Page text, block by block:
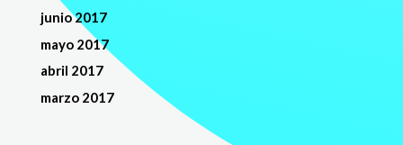
junio 2017
mayo 2017
abril 2017
marzo 2017